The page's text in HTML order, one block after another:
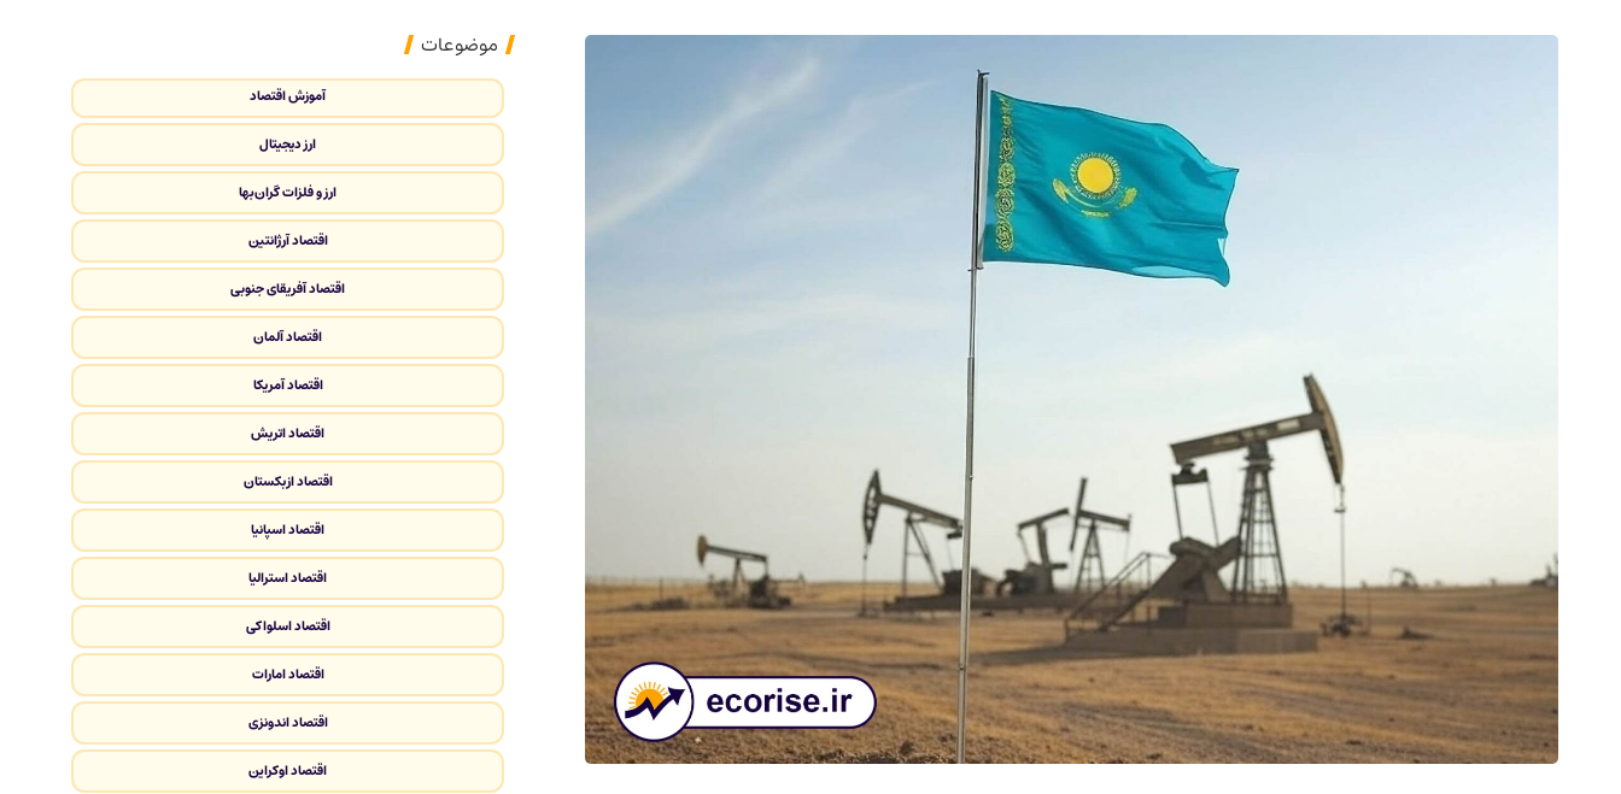
موضوعات
آموزش اقتصاد
ارز دیجیتال
ارز و فلزات گران‌بها
اقتصاد آرژانتین
اقتصاد آفریقای جنوبی
اقتصاد آلمان
اقتصاد آمریکا
اقتصاد اتریش
اقتصاد ازبکستان
اقتصاد اسپانیا
اقتصاد استرالیا
اقتصاد اسلواکی
اقتصاد امارات
اقتصاد اندونزی
اقتصاد اوکراین